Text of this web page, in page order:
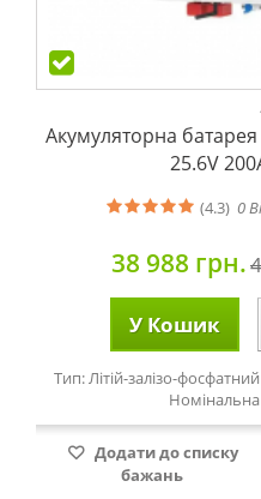
Акумуляторна
25.6V
(4.3) 0
38 988 грн.
У Кошик
Тип: Літій-залізо-
Номінальна
Додати до списку
бажань